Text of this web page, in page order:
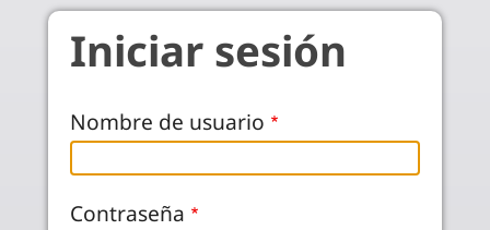
Pasar al contenido principal
Iniciar sesión
Nombre de usuario
Contraseña